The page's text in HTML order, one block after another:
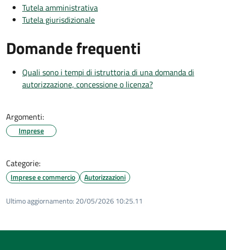
Tutela amministrativa
Tutela giurisdizionale
Domande frequenti
Quali sono i tempi di istruttoria di una domanda di
autorizzazione, concessione o licenza?
Argomenti:
Imprese
Categorie:
Imprese e commercio Autorizzazioni
Ultimo aggiornamento: 20/05/2026 10:25.11